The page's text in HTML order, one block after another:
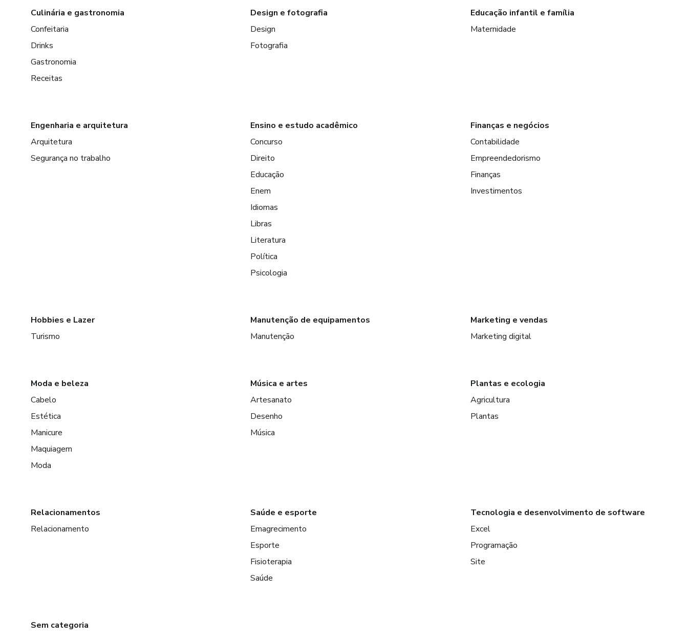
Culinária e gastronomia
Confeitaria
Drinks
Gastronomia
Receitas
Design e fotografia
Design
Fotografia
Educação infantil e família
Maternidade
Engenharia e arquitetura
Arquitetura
Segurança no trabalho
Ensino e estudo acadêmico
Concurso
Direito
Educação
Enem
Idiomas
Libras
Literatura
Política
Psicologia
Finanças e negócios
Contabilidade
Empreendedorismo
Finanças
Investimentos
Hobbies e Lazer
Turismo
Manutenção de equipamentos
Manutenção
Marketing e vendas
Marketing digital
Moda e beleza
Cabelo
Estética
Manicure
Maquiagem
Moda
Música e artes
Artesanato
Desenho
Música
Plantas e ecologia
Agricultura
Plantas
Relacionamentos
Relacionamento
Saúde e esporte
Emagrecimento
Esporte
Fisioterapia
Saúde
Tecnologia e desenvolvimento de software
Excel
Programação
Site
Sem categoria